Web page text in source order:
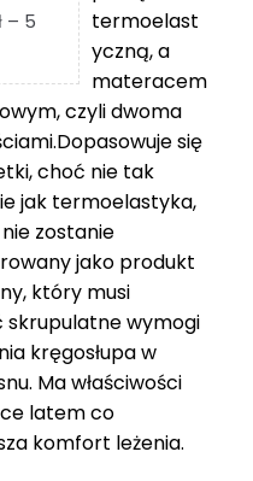
– 5
360 zł
zł
termoelast
yczną, a
materacem
czyli dwoma
się
choć nie tak
jak termoelastyka,
zostanie
jako produkt
który musi
skrupulatne wymogi
kręgosłupa w
Ma właściwości
latem co
komfort leżenia.